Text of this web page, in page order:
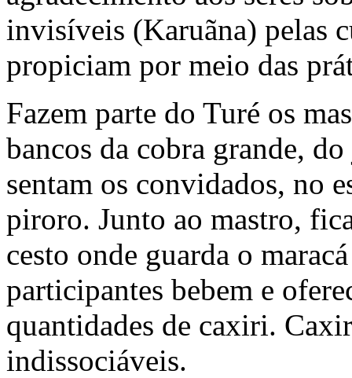
invisíveis (Karuãna) pelas
propiciam por meio das
Fazem parte do Turé os
bancos da cobra grande,
sentam os convidados, no
piroro. Junto ao mastro,
cesto onde guarda o
participantes bebem e
quantidades de caxiri.
indissociáveis.